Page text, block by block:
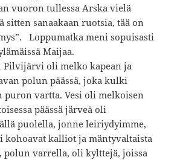
vuoron tullessa Arska vielä
sitten sanaakaan ruotsia, tää on
Loppumatka meni sopuisasti
Maijaa.
oli melko kapean ja
polun päässä, joka kulki
puron vartta. Vesi oli melkoisen
päässä järveä oli
puolella, jonne leiriydyimme,
kohoavat kalliot ja mäntyvaltaista
polun varrella, oli kylttejä, joissa